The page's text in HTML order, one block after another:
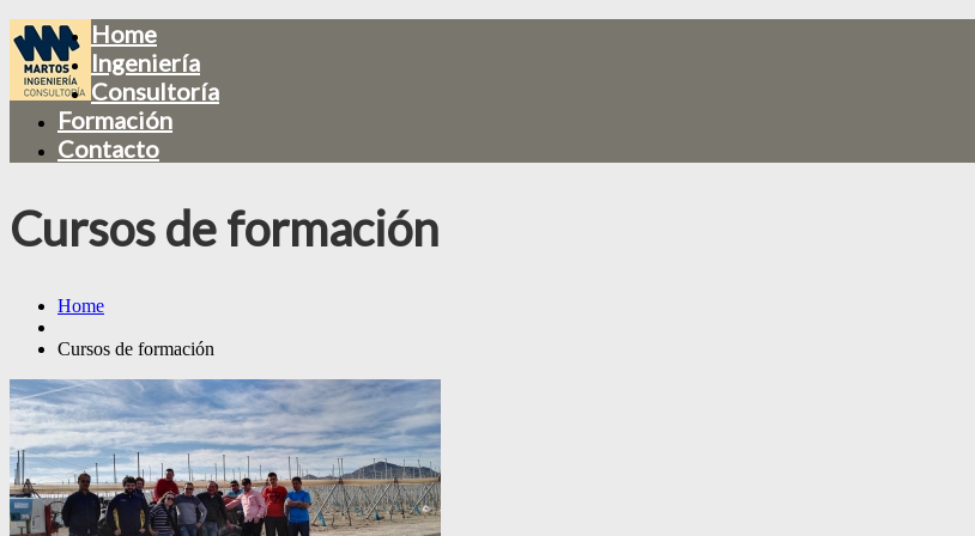
Home
Ingeniería
Consultoría
Formación
Contacto
Cursos de formación
Home
Cursos de formación